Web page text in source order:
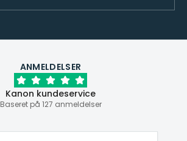
ANMELDELSER
Kanon kundeservice
Baseret på 127 anmeldelser